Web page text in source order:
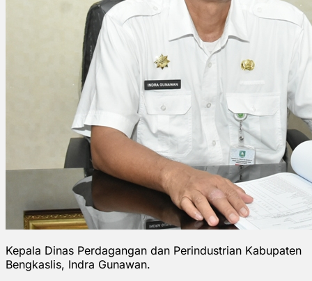
Kepala Dinas Perdagangan dan Perindustrian Kabupaten
Bengkaslis, Indra Gunawan.